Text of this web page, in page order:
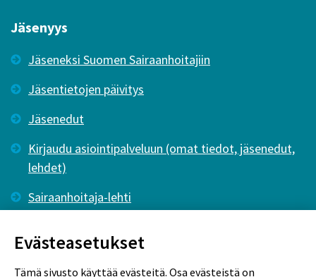
Jäsenyys
Jäseneksi Suomen Sairaanhoitajiin
Jäsentietojen päivitys
Jäsenedut
Kirjaudu asiointipalveluun (omat tiedot, jäsenedut,
lehdet)
Sairaanhoitaja-lehti
Evästeasetukset
Tämä sivusto käyttää evästeitä. Osa evästeistä on